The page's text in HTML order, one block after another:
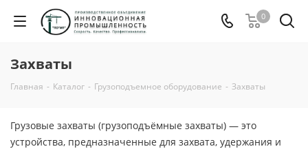
0
Захваты
Главная - Каталог - Грузоподъемное оборудование - Захваты
Грузовые захваты (грузоподъёмные захваты) — это
устройства, предназначенные для захвата, удержания и